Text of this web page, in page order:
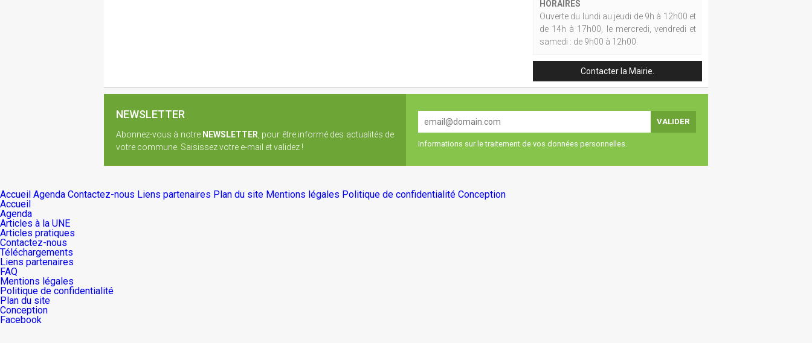
HORAIRES
Ouverte du lundi au jeudi de 9h à 12h00 et
de 14h à 17h00, le mercredi, vendredi et
samedi : de 9h00 à 12h00.
Contacter la Mairie.
NEWSLETTER
Abonnez-vous à notre NEWSLETTER , pour être informé des actualités de
votre commune. Saisissez votre e-mail et validez !
Informations sur le traitement de vos données personnelles.
Accueil Agenda Contactez-nous Liens partenaires Plan du site Mentions légales Politique de confidentialité Conception
Accueil
Agenda
Articles à la UNE
Articles pratiques
Contactez-nous
Téléchargements
Liens partenaires
FAQ
Mentions légales
Politique de confidentialité
Plan du site
Conception
Facebook